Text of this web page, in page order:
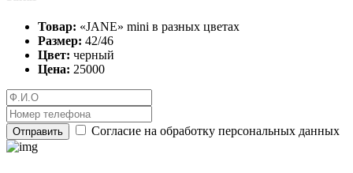
Товар: «JANE» mini в разных цветах
Размер: 42/46
Цвет: черный
Цена: 25000
Отправить Согласие на обработку персональных данных